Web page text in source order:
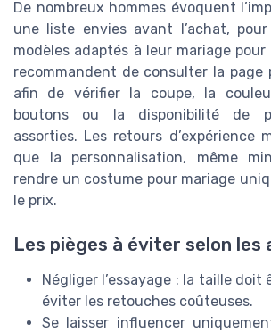
De nombreux hommes évoquent
une liste envies avant l’achat,
modèles adaptés à leur mariage
recommandent de consulter la page
afin de vérifier la coupe, la
boutons ou la disponibilité de
assorties. Les retours d’expérience
que la personnalisation, même
rendre un costume pour mariage
le prix.
Les pièges à éviter selon les
Négliger l’essayage : la taille
éviter les retouches coûteuses.
Se laisser influencer